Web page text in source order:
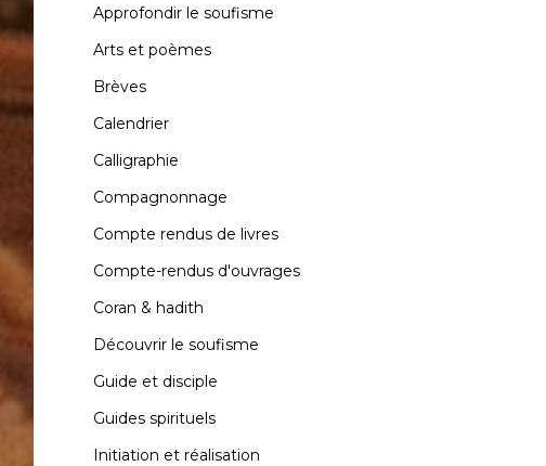
Approfondir le soufisme
Arts et poèmes
Brèves
Calendrier
Calligraphie
Compagnonnage
Compte rendus de livres
Compte-rendus d'ouvrages
Coran & hadith
Découvrir le soufisme
Guide et disciple
Guides spirituels
Initiation et réalisation